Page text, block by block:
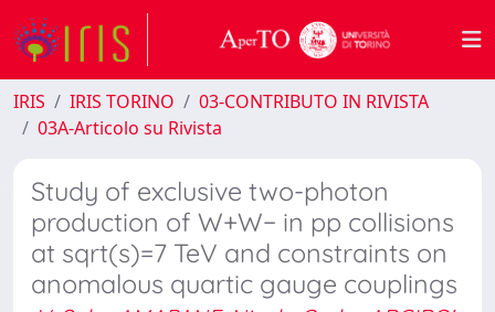
IRIS IRIS TORINO
03-CONTRIBUTO IN RIVISTA
03A-Articolo su Rivista
Study of exclusive two-photon
production of W+W− in pp collisions
at sqrt(s)=7 TeV and constraints on
anomalous quartic gauge couplings